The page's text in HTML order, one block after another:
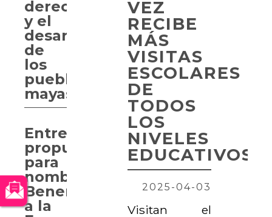
VEZ
RECIBE
MÁS
VISITAS
ESCOLARES
DE
TODOS
LOS
NIVELES
EDUCATIVOS
2025-04-03
Visitan el
derechos
y el
desarrollo
de
los
pueblos
mayas
Entregan
propuesta
para
nombrar
Benemérita
a la